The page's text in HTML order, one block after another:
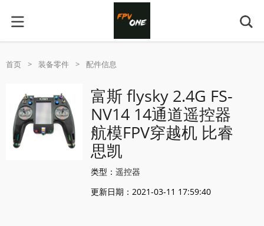
首页 > 装备零件 > 配件信息
富斯 flysky 2.4G FS-
NV14 14通道遥控器
航模FPV穿越机 比睿
思凯
类型：遥控器
更新日期：2021-03-11 17:59:40